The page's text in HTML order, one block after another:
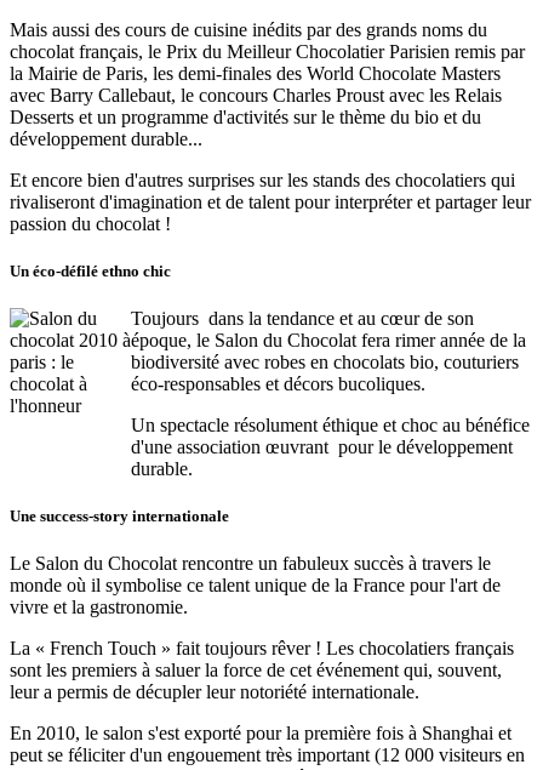
Mais aussi des cours de cuisine inédits par des grands noms du
chocolat français, le Prix du Meilleur Chocolatier Parisien remis par
la Mairie de Paris, les demi-finales des World Chocolate Masters
avec Barry Callebaut, le concours Charles Proust avec les Relais
Desserts et un programme d'activités sur le thème du bio et du
développement durable...
Et encore bien d'autres surprises sur les stands des chocolatiers qui
rivaliseront d'imagination et de talent pour interpréter et partager leur
passion du chocolat !
Un éco-défilé ethno chic
Toujours dans la tendance et au cœur de son
époque, le Salon du Chocolat fera rimer année de la
biodiversité avec robes en chocolats bio, couturiers
éco-responsables et décors bucoliques.
Un spectacle résolument éthique et choc au bénéfice
d'une association œuvrant pour le développement
durable.
Une success-story internationale
Le Salon du Chocolat rencontre un fabuleux succès à travers le
monde où il symbolise ce talent unique de la France pour l'art de
vivre et la gastronomie.
La « French Touch » fait toujours rêver ! Les chocolatiers français
sont les premiers à saluer la force de cet événement qui, souvent,
leur a permis de décupler leur notoriété internationale.
En 2010, le salon s'est exporté pour la première fois à Shanghai et
peut se féliciter d'un engouement très important (12 000 visiteurs en